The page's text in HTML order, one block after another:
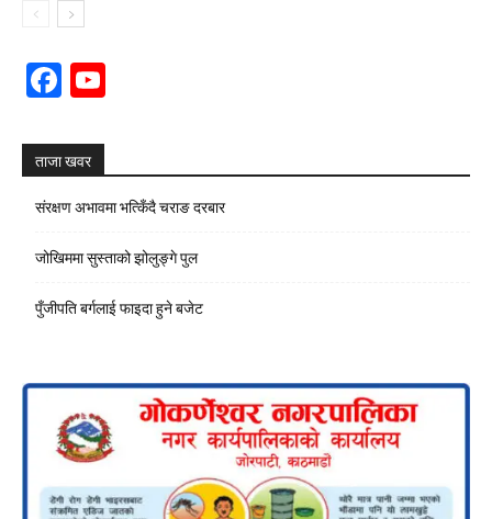
Facebook
ताजा खवर
संरक्षण अभावमा भत्किँदै चराङ दरबार
जोखिममा सुस्ताको झोलुङ्गे पुल
पुँजीपति बर्गलाई फाइदा हुने बजेट